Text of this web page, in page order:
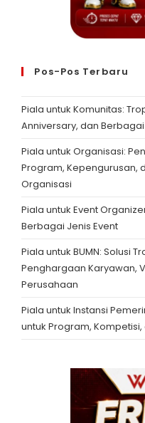
Pos-Pos Terbaru
Piala untuk Komunitas:
Anniversary, dan
Piala untuk Organisasi:
Program, Kepengurusan,
Organisasi
Piala untuk Event
Berbagai Jenis Event
Piala untuk BUMN: Solusi
Penghargaan Karyawan,
Perusahaan
Piala untuk Instansi
untuk Program, Kompetisi,